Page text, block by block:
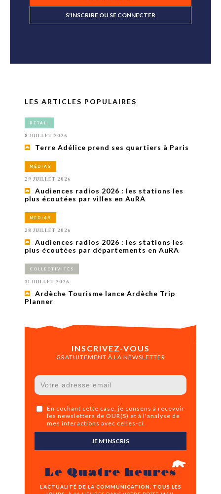
S'INSCRIRE OU SE CONNECTER
LES ARTICLES POPULAIRES
RETAIL
8 JUILLET 2026
Terre Adélice prend ses quartiers à Paris
MÉDIAS
29 JUILLET 2026
Audiences radios 2026 : les stations les
plus écoutées par villes en AuRA
MÉDIAS
28 JUILLET 2026
Audiences radios 2026 : les stations les
plus écoutées par départements en AuRA
COLLECTIVITÉS
31 JUILLET 2026
Ardèche Tourisme lance Ardèche Trip
Planner
INSCRIVEZ-VOUS
GRATUITEMENT À LA NEWSLETTER
En cochant cette case, je consens à recevoir
les newsletters de OUR(S) et à l'analyse de
mes interactions avec celles-ci.
JE M'INSCRIS
Le Quatre heures
L’ACTUALITÉ DE LA COMMUNICATION, TOUS LES